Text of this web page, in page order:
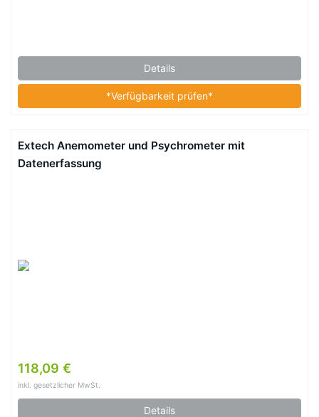
Details
*Verfügbarkeit prüfen*
Extech Anemometer und Psychrometer mit
Datenerfassung
118,09 €
inkl. gesetzlicher MwSt.
Details